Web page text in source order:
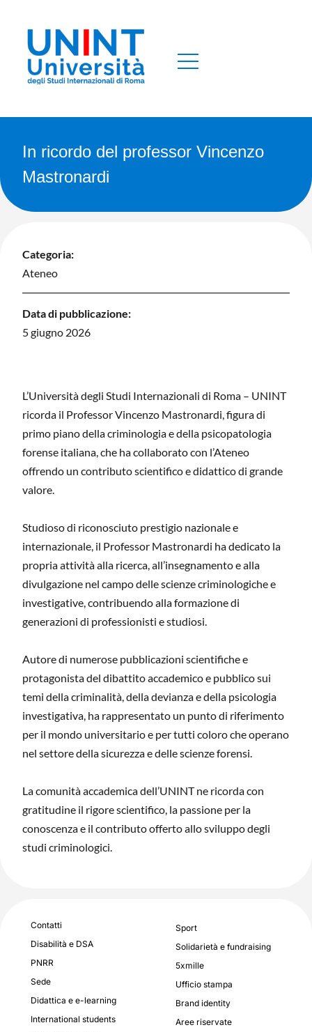
In ricordo del professor Vincenzo
Mastronardi
Categoria:
Ateneo
Data di pubblicazione:
5 giugno 2026
L’Università degli Studi Internazionali di Roma – UNINT
ricorda il Professor Vincenzo Mastronardi, figura di
primo piano della criminologia e della psicopatologia
forense italiana, che ha collaborato con l’Ateneo
offrendo un contributo scientifico e didattico di grande
valore.
Studioso di riconosciuto prestigio nazionale e
internazionale, il Professor Mastronardi ha dedicato la
propria attività alla ricerca, all’insegnamento e alla
divulgazione nel campo delle scienze criminologiche e
investigative, contribuendo alla formazione di
generazioni di professionisti e studiosi.
Autore di numerose pubblicazioni scientifiche e
protagonista del dibattito accademico e pubblico sui
temi della criminalità, della devianza e della psicologia
investigativa, ha rappresentato un punto di riferimento
per il mondo universitario e per tutti coloro che operano
nel settore della sicurezza e delle scienze forensi.
La comunità accademica dell’UNINT ne ricorda con
gratitudine il rigore scientifico, la passione per la
conoscenza e il contributo offerto allo sviluppo degli
studi criminologici.
Contatti
Disabilità e DSA
PNRR
Sede
Didattica e e-learning
International students
Sport
Solidarietà e fundraising
5xmille
Ufficio stampa
Brand identity
Aree riservate